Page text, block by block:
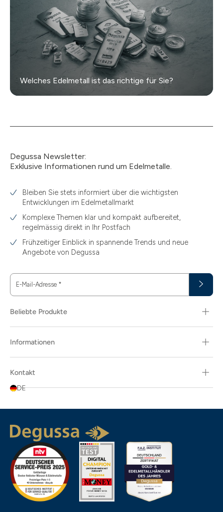
Welches Edelmetall ist das richtige für Sie?
Degussa Newsletter:
Exklusive Informationen rund um Edelmetalle.
Bleiben Sie stets informiert über die wichtigsten
Entwicklungen im Edelmetallmarkt
Komplexe Themen klar und kompakt aufbereitet,
regelmässig direkt in Ihr Postfach
Frühzeitiger Einblick in spannende Trends und neue
Angebote von Degussa
E-Mail-Adresse *
Beliebte Produkte
Informationen
Kontakt
DE